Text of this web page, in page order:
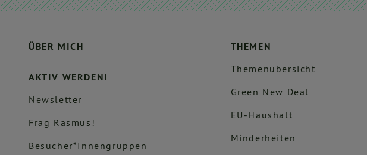
ÜBER MICH
AKTIV WERDEN!
Newsletter
Frag Rasmus!
Besucher*innengruppen
THEMEN
Themenübersicht
Green New Deal
EU-Haushalt
Minderheiten